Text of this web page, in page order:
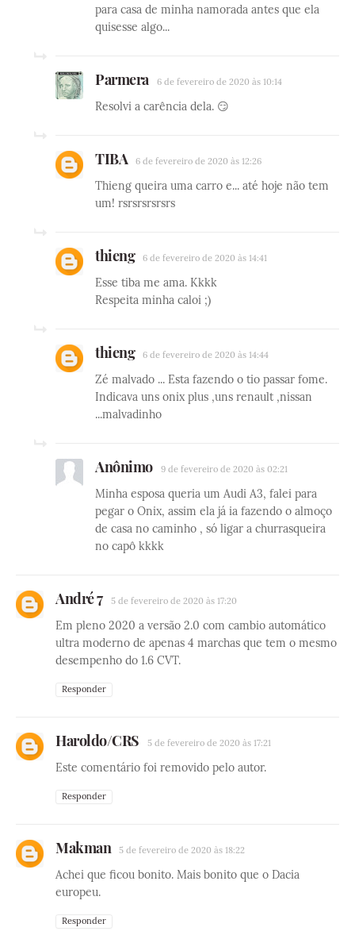
para casa de minha namorada antes que ela
quisesse algo...
Parmera 6 de fevereiro de 2020 às 10:14
Resolvi a carência dela. 😏
TIBA 6 de fevereiro de 2020 às 12:26
Thieng queira uma carro e... até hoje não tem
um! rsrsrsrsrsrs
thieng 6 de fevereiro de 2020 às 14:41
Esse tiba me ama. Kkkk
Respeita minha caloi ;)
thieng 6 de fevereiro de 2020 às 14:44
Zé malvado ... Esta fazendo o tio passar fome.
Indicava uns onix plus ,uns renault ,nissan
...malvadinho
Anônimo 9 de fevereiro de 2020 às 02:21
Minha esposa queria um Audi A3, falei para
pegar o Onix, assim ela já ia fazendo o almoço
de casa no caminho , só ligar a churrasqueira
no capô kkkk
André 7 5 de fevereiro de 2020 às 17:20
Em pleno 2020 a versão 2.0 com cambio automático
ultra moderno de apenas 4 marchas que tem o mesmo
desempenho do 1.6 CVT.
Responder
Haroldo/CRS 5 de fevereiro de 2020 às 17:21
Este comentário foi removido pelo autor.
Responder
Makman 5 de fevereiro de 2020 às 18:22
Achei que ficou bonito. Mais bonito que o Dacia
europeu.
Responder